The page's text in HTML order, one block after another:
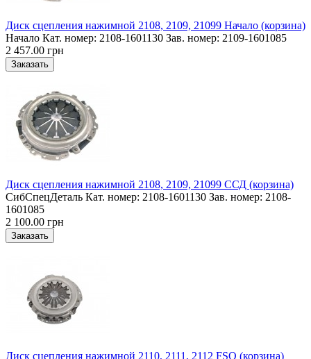
Диск сцепления нажимной 2108, 2109, 21099 Начало (корзина)
Начало Кат. номер: 2108-1601130 Зав. номер: 2109-1601085
2 457.00 грн
Диск сцепления нажимной 2108, 2109, 21099 ССД (корзина)
СибСпецДеталь Кат. номер: 2108-1601130 Зав. номер: 2108-
1601085
2 100.00 грн
Диск сцепления нажимной 2110, 2111, 2112 FSO (корзина)